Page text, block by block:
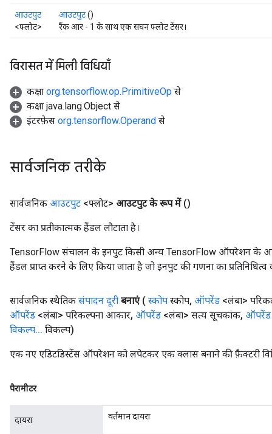
आउटपुट
<फ्लोट>
आउटपुट()
रैंक आर - 1 के साथ एक सघन फ्लोट टेंसर।
विरासत में मिली विधियाँ
कक्षा org.tensorflow.op.PrimitiveOp से
कक्षा java.lang.Object से
इंटरफ़ेस org.tensorflow.Operand से
सार्वजनिक तरीके
सार्वजनिक आउटपुट <फ्लोट> आउटपुट के रूप में ()
टेंसर का प्रतीकात्मक हैंडल लौटाता है।
TensorFlow संचालन के इनपुट किसी अन्य TensorFlow ऑपरेशन के
हैंडल प्राप्त करने के लिए किया जाता है जो इनपुट की गणना का प्रतिनिधित्व
सार्वजनिक स्थैतिक संपादन दूरी बनाएं ( स्कोप स्कोप, ऑपरेंड <लंबा>
ऑपरेंड <लंबा> परिकल्पना आकार, ऑपरेंड <लंबा> सत्य सूचकांक, ऑपरेंड
विकल्प... विकल्प)
एक नए एडिटडिस्टेंस ऑपरेशन को लपेटकर एक क्लास बनाने की फ़ैक्टरी
पैरामीटर
दायरा वर्तमान दायरा